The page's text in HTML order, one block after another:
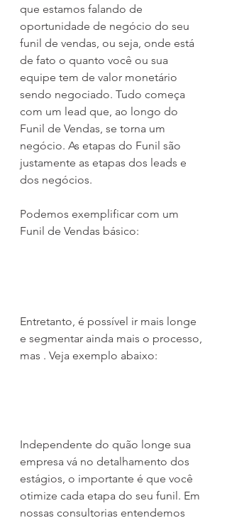
que estamos falando de
oportunidade de negócio do seu
funil de vendas, ou seja, onde está
de fato o quanto você ou sua
equipe tem de valor monetário
sendo negociado. Tudo começa
com um lead que, ao longo do
Funil de Vendas, se torna um
negócio. As etapas do Funil são
justamente as etapas dos leads e
dos negócios.
Podemos exemplificar com um
Funil de Vendas básico:
Entretanto, é possível ir mais longe
e segmentar ainda mais o processo,
mas . Veja exemplo abaixo:
Independente do quão longe sua
empresa vá no detalhamento dos
estágios, o importante é que você
otimize cada etapa do seu funil. Em
nossas consultorias entendemos